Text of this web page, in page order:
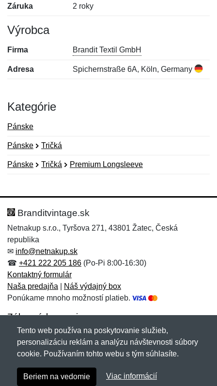
Záruka 2 roky
Výrobca
Firma Brandit Textil GmbH
Adresa Spichernstraße 6A, Köln, Germany
Kategórie
Pánske
Pánske Tričká
Pánske Tričká Premium Longsleeve
Hodnotenie:
Meno:*
E-mail:
Správa*
Meno:
E-mail:*
Správa*
Branditvintage.sk
Netnakup s.r.o., Tyršova 271, 43801 Žatec, Česká
republika
✉ info@netnakup.sk
☎ +421 222 205 186 (Po-Pi 8:00-16:30)
Kontaktný formulár
Naša predajňa
Náš výdajný box
Ponúkame mnoho možností platieb.
Zákaznícky servis
Novinky emailom
Copyright © 2007-2026 (19 rokov s vami)Netnakup.sk
Tento web používa na poskytovanie služieb,
personalizáciu reklám a analýzu návštevnosti súbory
cookie. Používaním tohto webu s tým súhlasíte.
Beriem na vedomie Viac informácií